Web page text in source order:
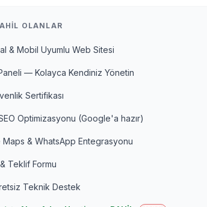
OLANLAR
& Mobil Uyumlu Web Sitesi
— Kolayca Kendiniz Yönetin
Sertifikası
Optimizasyonu (Google'a hazır)
& WhatsApp Entegrasyonu
Teklif Formu
Teknik Destek